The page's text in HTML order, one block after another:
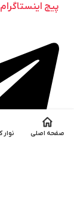
پیج اینستاگرام
صفحه اصلی